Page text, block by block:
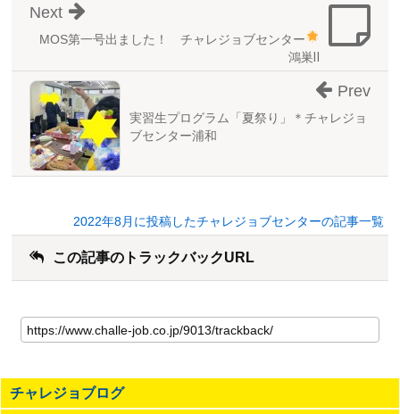
MOS第一号出ました！ チャレジョブセンター
鴻巣Ⅱ
Next
実習生プログラム「夏祭り」＊チャレジョ
ブセンター浦和
Prev
2022年8月に投稿したチャレジョブセンターの記事一覧
この記事のトラックバックURL
の
記
の
ト
チャレジョブログ